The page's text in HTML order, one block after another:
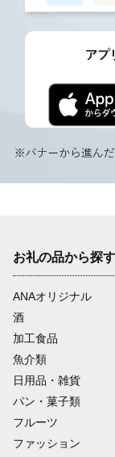
お礼の品から探す
ANAオリジナル
酒
加工食品
魚介類
日用品・雑貨
パン・菓子類
フルーツ
ファッション